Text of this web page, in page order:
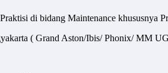
di bidang Maintenance khususnya
( Grand Aston/Ibis/ Phonix/ MM